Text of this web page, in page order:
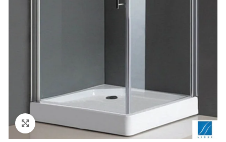
Kliknite da uvećate